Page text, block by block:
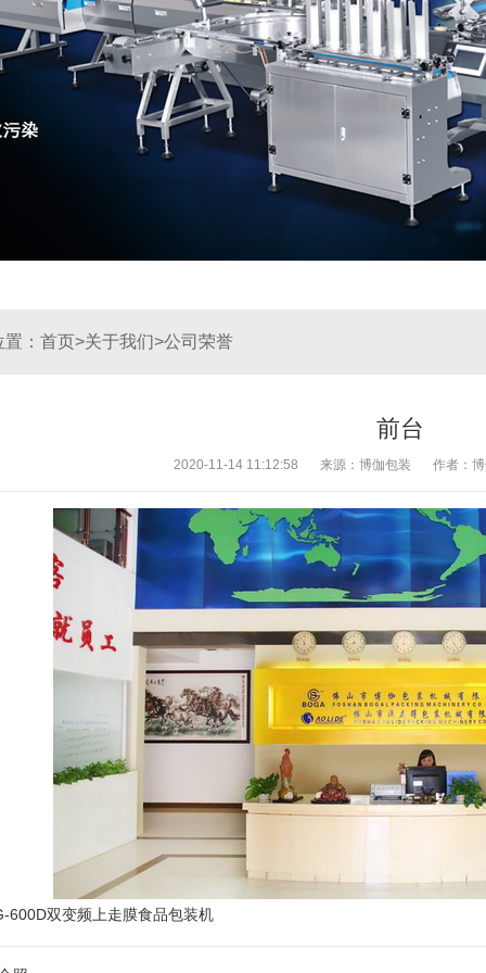
： 首页>关于我们>公司荣誉
前台
2020-11-14 11:12:58 来源：博伽包装 作者：
600D双变频上走膜食品包装机